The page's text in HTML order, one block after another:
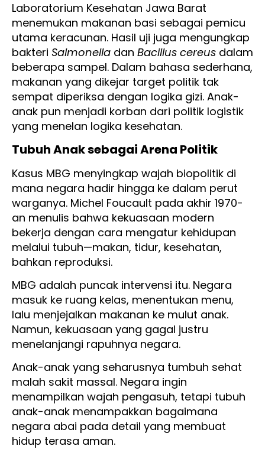
Laboratorium Kesehatan Jawa Barat
menemukan makanan basi sebagai pemicu
utama keracunan. Hasil uji juga mengungkap
bakteri Salmonella dan Bacillus cereus dalam
beberapa sampel. Dalam bahasa sederhana,
makanan yang dikejar target politik tak
sempat diperiksa dengan logika gizi. Anak-
anak pun menjadi korban dari politik logistik
yang menelan logika kesehatan.
Tubuh Anak sebagai Arena Politik
Kasus MBG menyingkap wajah biopolitik di
mana negara hadir hingga ke dalam perut
warganya. Michel Foucault pada akhir 1970-
an menulis bahwa kekuasaan modern
bekerja dengan cara mengatur kehidupan
melalui tubuh—makan, tidur, kesehatan,
bahkan reproduksi.
MBG adalah puncak intervensi itu. Negara
masuk ke ruang kelas, menentukan menu,
lalu menjejalkan makanan ke mulut anak.
Namun, kekuasaan yang gagal justru
menelanjangi rapuhnya negara.
Anak-anak yang seharusnya tumbuh sehat
malah sakit massal. Negara ingin
menampilkan wajah pengasuh, tetapi tubuh
anak-anak menampakkan bagaimana
negara abai pada detail yang membuat
hidup terasa aman.